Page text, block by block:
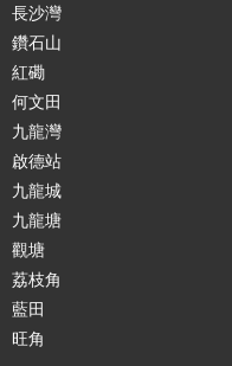
長沙灣
鑽石山
紅磡
何文田
九龍灣
啟德站
九龍城
九龍塘
觀塘
荔枝角
藍田
旺角